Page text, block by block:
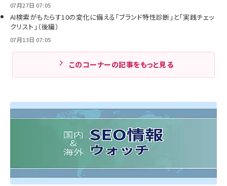
07月27日 07:05
AI検索がもたらす10の変化に備える「ブランド特性診断」と「実践チェッ
クリスト」（後編）
07月13日 07:05
このコーナーの記事をもっと見る